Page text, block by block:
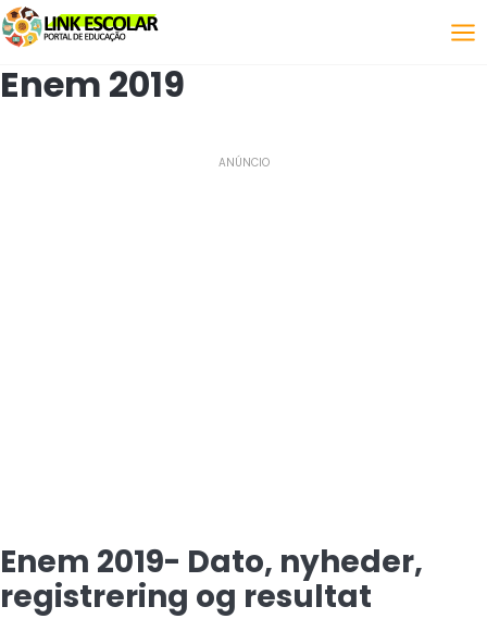
Link
Enem 2019
ANÚNCIO
Enem 2019- Dato, nyheder,
registrering og resultat